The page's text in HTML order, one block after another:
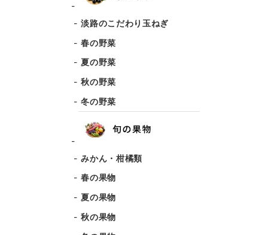
淡路のこだわり玉ねぎ
春の野菜
夏の野菜
秋の野菜
冬の野菜
みかん・柑橘類
春の果物
夏の果物
秋の果物